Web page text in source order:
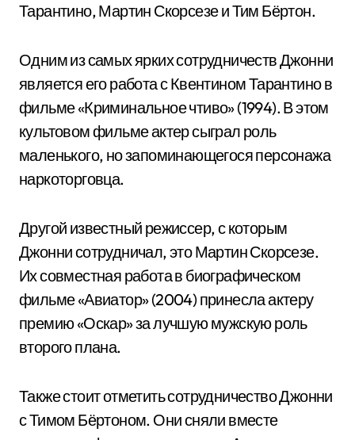
Тарантино, Мартин Скорсезе и Тим Бёртон.
Одним из самых ярких сотрудничеств Джонни
является его работа с Квентином Тарантино в
фильме «Криминальное чтиво» (1994). В этом
культовом фильме актер сыграл роль
маленького, но запоминающегося персонажа
наркоторговца.
Другой известный режиссер, с которым
Джонни сотрудничал, это Мартин Скорсезе.
Их совместная работа в биографическом
фильме «Авиатор» (2004) принесла актеру
премию «Оскар» за лучшую мужскую роль
второго плана.
Также стоит отметить сотрудничество Джонни
с Тимом Бёртоном. Они сняли вместе